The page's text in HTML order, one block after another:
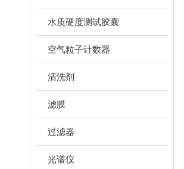
水质硬度测试胶囊
空气粒子计数器
清洗剂
滤膜
过滤器
光谱仪